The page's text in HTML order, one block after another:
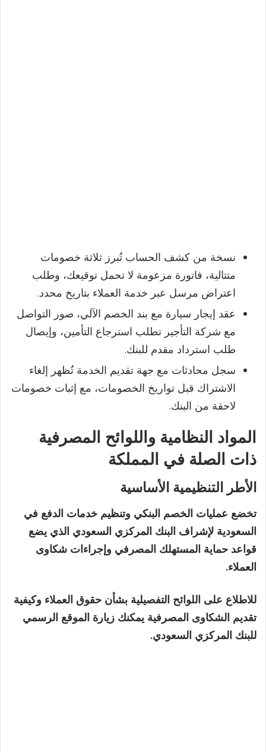
نسخة من كشف الحساب تُبرز ثلاثة خصومات
متتالية، فاتورة مزعومة لا تحمل توقيعك، وطلب
اعتراض مرسل عبر خدمة العملاء بتاريخ محدد.
عقد إيجار سيارة مع بند الخصم الآلي، صور التواصل
مع شركة التأجير تطلب استرجاع التأمين، وإيصال
طلب استرداد مقدم للبنك.
سجل محادثات مع جهة تقديم الخدمة تُظهر إلغاء
الاشتراك قبل تواريخ الخصومات، مع إثبات خصومات
لاحقة من البنك.
المواد النظامية واللوائح المصرفية
ذات الصلة في المملكة
الأطر التنظيمية الأساسية
تخضع عمليات الخصم البنكي وتنظيم خدمات الدفع في
السعودية لإشراف البنك المركزي السعودي الذي يضع
قواعد حماية المستهلك المصرفي وإجراءات شكاوى
العملاء.
للاطلاع على اللوائح التفصيلية بشأن حقوق العملاء وكيفية
تقديم الشكاوى المصرفية يمكنك زيارة الموقع الرسمي
للبنك المركزي السعودي.